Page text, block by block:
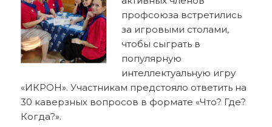
профсоюза встретились
за игровыми столами,
чтобы сыграть в
популярную
интеллектуальную игру
«ИКРОН». Участникам предстояло ответить на
30 каверзных вопросов в формате «Что? Где?
Когда?».